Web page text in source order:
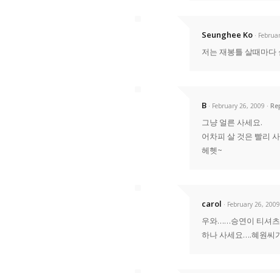
Seunghee Ko ·
저는 재봉틀 살때마
B · February 26, 2009
그냥 얼른 사세요.
어차피 살 것은 빨리
헤헷~
carol · February 26, 2009
우와……승연이 티셔
하나 사세요….혜원씨